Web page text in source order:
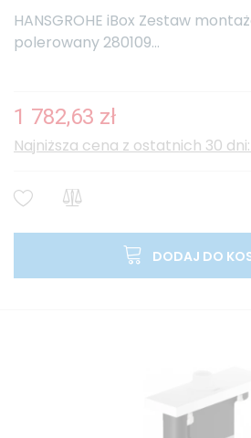
HANSGROHE iBox Zestaw
polerowany 280109...
1 782,63 zł
Najniższa cena z ostatnich 30 dni:
DODAJ DO